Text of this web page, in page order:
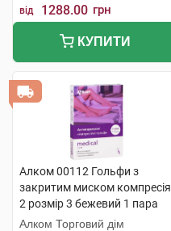
від 1288.00 грн
КУПИТИ
Алком 00112 Гольфи з
закритим миском компресія
2 розмір 3 бежевий 1 пара
Алком Торговий дім